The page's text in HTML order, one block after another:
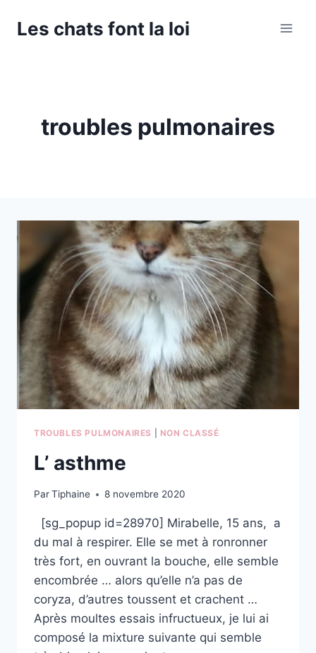
Les chats font la loi
troubles pulmonaires
TROUBLES PULMONAIRES NON CLASSÉ
L’ asthme
ParTiphaine 8 novembre 2020
[sg_popup id=28970] Mirabelle, 15 ans, a
du mal à respirer. Elle se met à ronronner
très fort, en ouvrant la bouche, elle semble
encombrée … alors qu’elle n’a pas de
coryza, d’autres toussent et crachent …
Après moultes essais infructueux, je lui ai
composé la mixture suivante qui semble